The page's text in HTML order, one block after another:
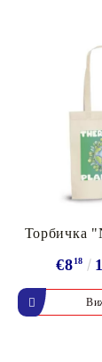
Торбичка
€818